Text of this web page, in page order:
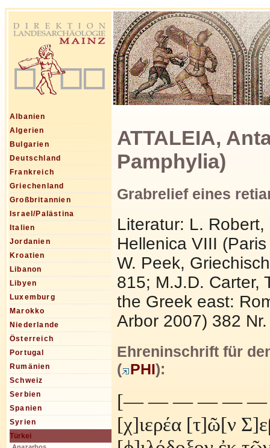
Albanien
Algerien
Bulgarien
Deutschland
Frankreich
Griechenland
Großbritannien
Israel/Palästina
Italien
Jordanien
Kroatien
Libanon
Libyen
Luxemburg
Marokko
Niederlande
Österreich
Portugal
Rumänien
Schweiz
Serbien
Spanien
Syrien
Türkei
ATTALEIA,
Pamphylia)
Grabrelief eines
Literatur: L.
Hellenica VIII
W. Peek,
815; M.J.D. Carter,
the Greek east:
Arbor 2007) 382
Ehreninschrift für
( PHI):
[— — — — —
[χ]ιερέα [τ]ῶ[ν